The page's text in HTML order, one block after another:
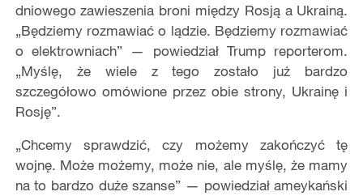
dniowego zawieszenia broni między Rosją a Ukrainą.
„Będziemy rozmawiać o lądzie. Będziemy rozmawiać
o elektrowniach” — powiedział Trump reporterom.
„Myślę, że wiele z tego zostało już bardzo
szczegółowo omówione przez obie strony, Ukrainę i
Rosję”.
„Chcemy sprawdzić, czy możemy zakończyć tę
wojnę. Może możemy, może nie, ale myślę, że mamy
na to bardzo duże szanse” — powiedział ameykański